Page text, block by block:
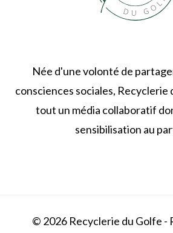
Née d'une volonté de
consciences sociales, Recyclerie
tout un média collaboratif
sensibilisation au
© 2026 Recyclerie du Golfe -